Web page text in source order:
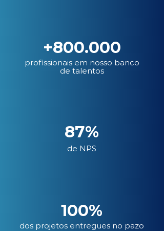
+800.000
profissionais em nosso banco
de talentos
87%
de NPS
100%
dos projetos entregues no pazo